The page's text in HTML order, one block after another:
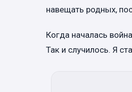
навещать родных,
Когда началась
Так и случилось. Я